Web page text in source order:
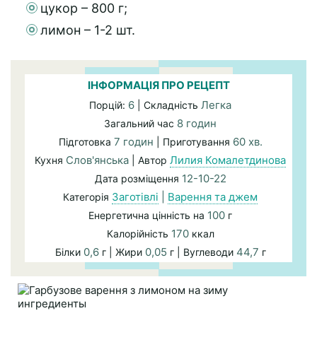
цукор – 800 г;
лимон – 1-2 шт.
ІНФОРМАЦІЯ ПРО РЕЦЕПТ
Порцій: 6 | Складність Легка
Загальний час 8 годин
Підготовка 7 годин | Приготування 60 хв.
Кухня Слов'янська | Автор Лилия Комалетдинова
Дата розміщення 12-10-22
Категорія Заготівлі Варення та джем
Енергетична цінність на 100 г
Калорійність 170ккал
Білки 0,6г | Жири 0,05 г | Вуглеводи 44,7 г